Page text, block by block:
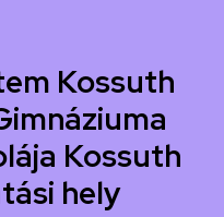
Kossuth
Kossuth
hely